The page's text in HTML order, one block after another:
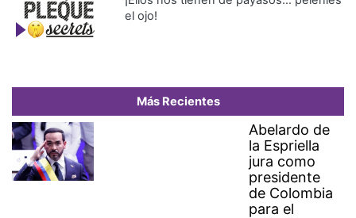
el ojo!
Más Recientes
Abelardo de
la Espriella
jura como
presidente
de Colombia
para el